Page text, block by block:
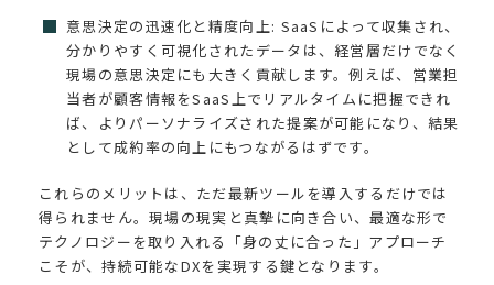
意思決定の迅速化と精度向上: SaaSによって収集され、
分かりやすく可視化されたデータは、経営層だけでなく
現場の意思決定にも大きく貢献します。例えば、営業担
当者が顧客情報をSaaS上でリアルタイムに把握できれ
ば、よりパーソナライズされた提案が可能になり、結果
として成約率の向上にもつながるはずです。
これらのメリットは、ただ最新ツールを導入するだけでは
得られません。現場の現実と真摯に向き合い、最適な形で
テクノロジーを取り入れる「身の丈に合った」アプローチ
こそが、持続可能なDXを実現する鍵となります。